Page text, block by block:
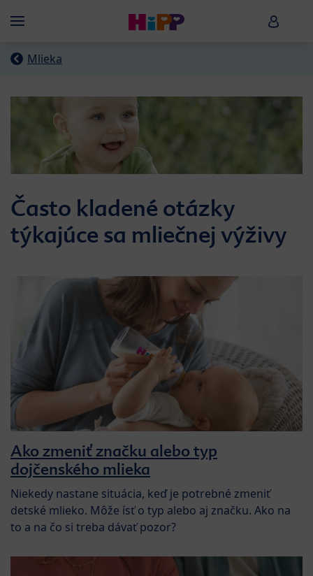
Menü HiPP
Mlieka
Často kladené otázky
týkajúce sa mliečnej výživy
Ako zmeniť značku alebo typ
dojčenského mlieka
Niekedy nastane situácia, keď je potrebné zmeniť
detské mlieko. Môže ísť o typ alebo aj značku. Ako na
to a na čo si treba dávať pozor?